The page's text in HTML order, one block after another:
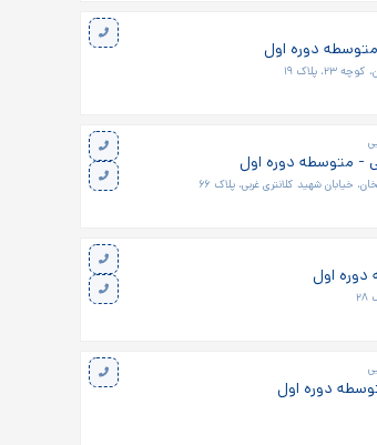
دوره اول
پلاک ۱۹
- متوسطه دوره اول
خیابان شهید کلانتری غربی، پلاک ۶۶
دوره اول
دوره اول